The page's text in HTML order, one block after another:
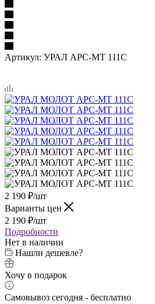
Артикул: УРАЛ АРС-МТ 111С
2 190 ₽/шт
Варианты цен
2 190 ₽/шт
Подробности
Нет в наличии
Нашли дешевле?
Хочу в подарок
Самовывоз сегодня - бесплатно